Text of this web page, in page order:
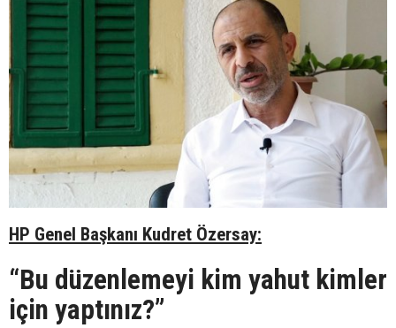
HP Genel Başkanı Kudret Özersay:
“Bu düzenlemeyi kim yahut kimler
için yaptınız?”